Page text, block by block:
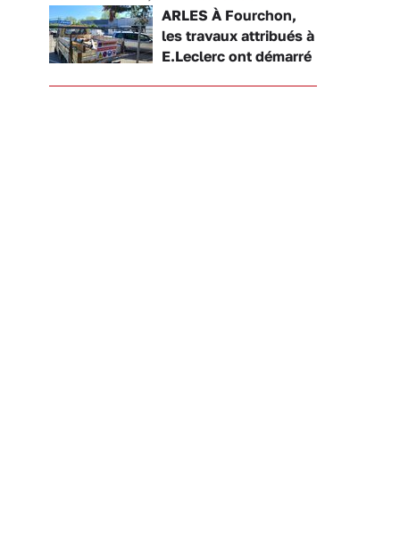
ARLES À Fourchon,
les travaux attribués à
E.Leclerc ont démarré